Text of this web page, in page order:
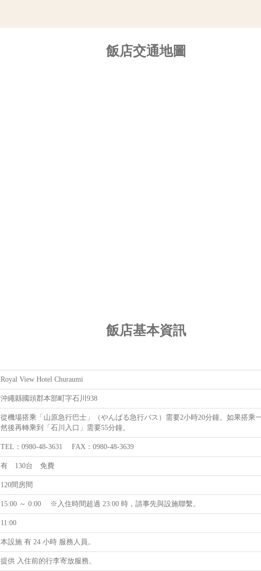
飯店交通地圖
飯店基本資訊
Royal View Hotel Churaumi
沖繩縣國頭郡本部町字石川938
從機場搭乘「山原急行巴士」（やんばる急行バス）需要2小時20分鐘。如果搭乘
然後再轉乘到「石川入口」需要55分鐘。
TEL：0980-48-3631 FAX：0980-48-3639
有 130台 免費
120間房間
15:00 ～ 0:00 ※入住時間超過 23:00 時，請事先與設施聯繫。
11:00
本設施 有 24 小時 服務人員。
提供 入住前的行李寄放服務。